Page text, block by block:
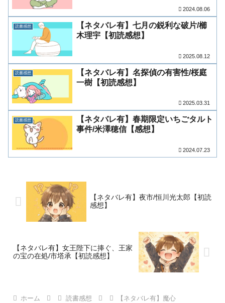
2024.08.06
読書感想
【ネタバレ有】七月の鋭利な破片/櫛
木理宇【初読感想】
2025.08.12
読書感想
【ネタバレ有】名探偵の有害性/桜庭
一樹【初読感想】
2025.03.31
読書感想
【ネタバレ有】春期限定いちごタルト
事件/米澤穂信【感想】
2024.07.23
【ネタバレ有】夜市/恒川光太郎【初読
感想】
【ネタバレ有】女王陛下に捧ぐ、王家
の宝の在処/市塔承【初読感想】
ホーム 読書感想 【ネタバレ有】魔心